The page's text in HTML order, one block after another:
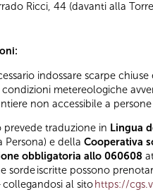
Ricci, 44 (davanti alla
indossare scarpe
condizioni metereologiche
non accessibile a
prevede traduzione in Lingua
Persona) e della Cooperativa
obbligatoria allo 060608
sorde iscritte possono
collegandosi al sito https://